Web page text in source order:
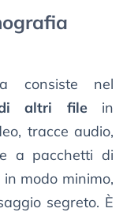
consiste nel
di altri filein
tracce audio,
a pacchetti di
modo minimo,
segreto. È